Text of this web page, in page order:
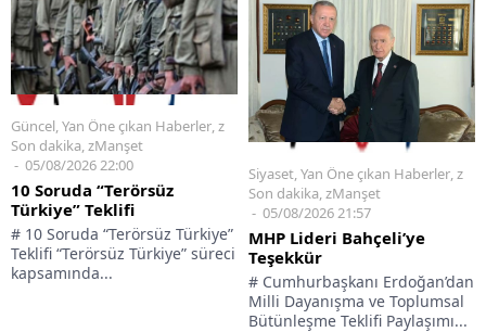
Güncel,Yan Öne çıkan Haberler,z
Son dakika,zManşet
05/08/2026 22:00
10 Soruda “Terörsüz
Türkiye” Teklifi
# 10 Soruda “Terörsüz Türkiye”
Teklifi “Terörsüz Türkiye” süreci
kapsamında...
Siyaset,Yan Öne çıkan Haberler,z
Son dakika,zManşet
05/08/2026 21:57
MHP Lideri Bahçeli’ye
Teşekkür
# Cumhurbaşkanı Erdoğan’dan
Milli Dayanışma ve Toplumsal
Bütünleşme Teklifi Paylaşımı...